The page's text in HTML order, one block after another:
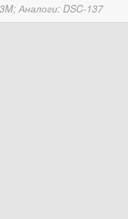
Аналоги: DSC-137